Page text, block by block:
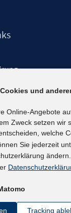
und
Online-Angebote
Zweck setzen wir
welche
Sie jederzeit
Tracking